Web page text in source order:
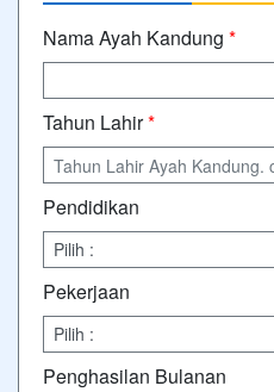
Nama Ayah Kandung *
Tahun Lahir*
Pendidikan
Pekerjaan
Penghasilan Bulanan